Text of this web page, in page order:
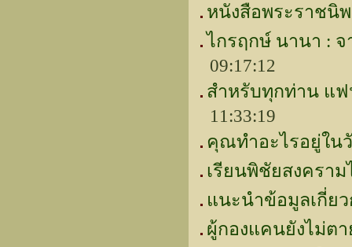
หนังสือพระราชนิ
ไกรฤกษ์ นานา : จ
09:17:12
สำหรับทุกท่าน แ
11:33:19
คุณทำอะไรอยู่ใน
เรียนพิชัยสงครา
แนะนำข้อมูลเกี่ย
ผู้กองแคนยังไม่ต